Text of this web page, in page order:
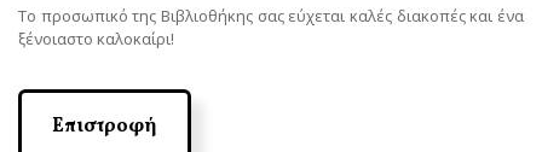
Το προσωπικό της Βιβλιοθήκης σας εύχεται καλές διακοπές και ένα
ξένοιαστο καλοκαίρι!
Επιστροφή